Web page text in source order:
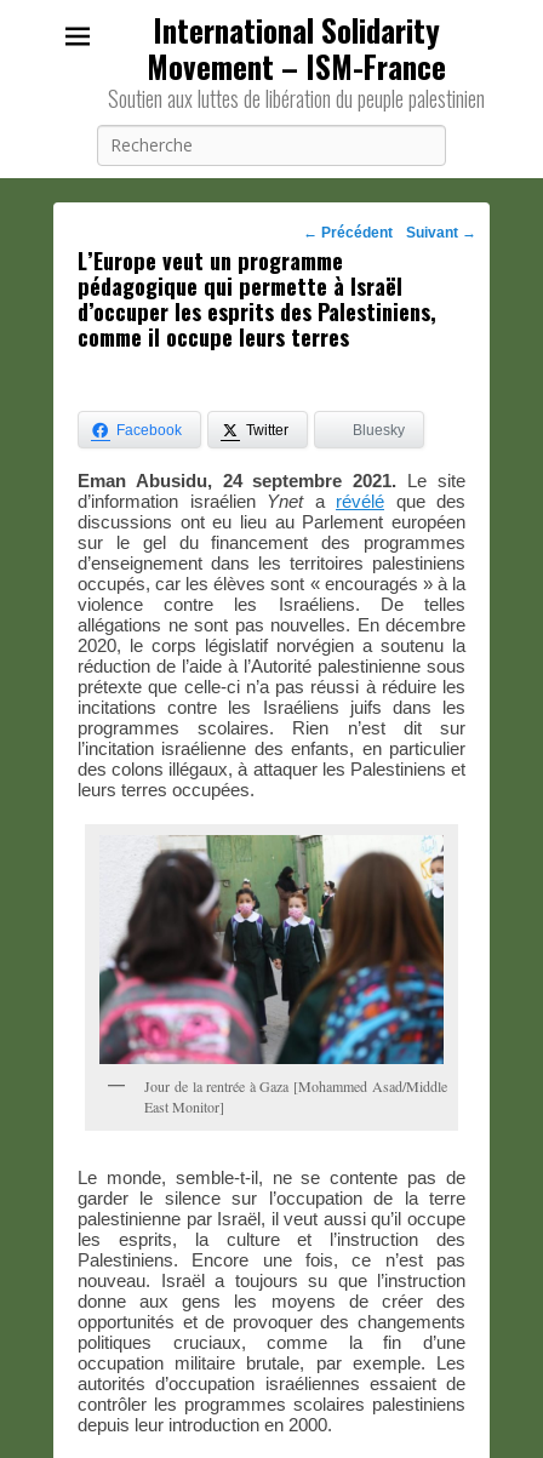
International Solidarity
Movement – ISM-France
Soutien aux luttes de libération du peuple palestinien
Navigation
des
posts
← Précédent Suivant →
L’Europe veut un programme
pédagogique qui permette à Israël
d’occuper les esprits des Palestiniens,
comme il occupe leurs terres
Facebook Twitter Bluesky
Eman Abusidu, 24 septembre 2021. Le site
d’information israélien Yneta révélé que des
discussions ont eu lieu au Parlement européen
sur le gel du financement des programmes
d’enseignement dans les territoires palestiniens
occupés, car les élèves sont « encouragés » à la
violence contre les Israéliens. De telles
allégations ne sont pas nouvelles. En décembre
2020, le corps législatif norvégien a soutenu la
réduction de l’aide à l’Autorité palestinienne sous
prétexte que celle-ci n’a pas réussi à réduire les
incitations contre les Israéliens juifs dans les
programmes scolaires. Rien n’est dit sur
l’incitation israélienne des enfants, en particulier
des colons illégaux, à attaquer les Palestiniens et
leurs terres occupées.
Jour de la rentrée à Gaza [Mohammed Asad/Middle
East Monitor]
Le monde, semble-t-il, ne se contente pas de
garder le silence sur l’occupation de la terre
palestinienne par Israël, il veut aussi qu’il occupe
les esprits, la culture et l’instruction des
Palestiniens. Encore une fois, ce n’est pas
nouveau. Israël a toujours su que l’instruction
donne aux gens les moyens de créer des
opportunités et de provoquer des changements
politiques cruciaux, comme la fin d’une
occupation militaire brutale, par exemple. Les
autorités d’occupation israéliennes essaient de
contrôler les programmes scolaires palestiniens
depuis leur introduction en 2000.